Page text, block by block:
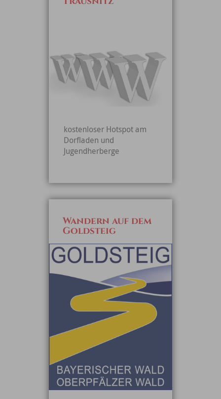
kostenloser Hotspot am
Dorfladen und
Jugendherberge
Wandern auf dem
Goldsteig